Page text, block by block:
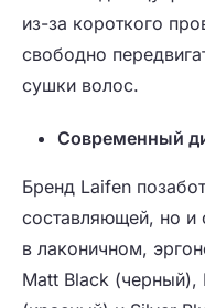
из-за короткого
свободно
сушки волос.
Современный
Бренд Laifen
составляющей, но и
в лаконичном,
Matt Black (черный),